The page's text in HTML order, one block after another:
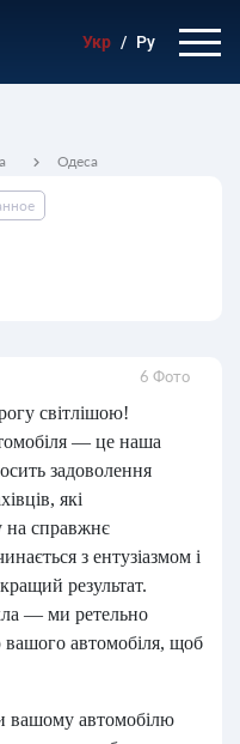
Укр / Ру
Одеса
6 Фото
світлішою!
— це наша
задоволення
які
на справжнє
з ентузіазмом і
результат.
— ми ретельно
автомобіля, щоб
вашому автомобілю